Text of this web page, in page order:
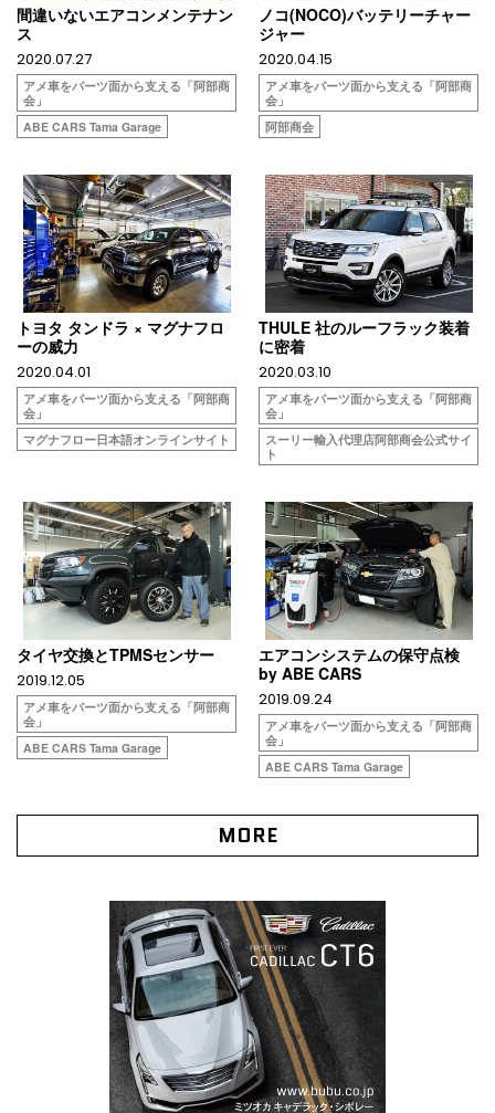
間違いないエアコンメンテナン
ス
2020.07.27
アメ車をパーツ面から支える「阿部商
会」
ABE CARS Tama Garage
ノコ(NOCO)バッテリーチャー
ジャー
2020.04.15
アメ車をパーツ面から支える「阿部商
会」
阿部商会
トヨタ タンドラ × マグナフロ
ーの威力
2020.04.01
アメ車をパーツ面から支える「阿部商
会」
マグナフロー日本語オンラインサイト
THULE 社のルーフラック装着
に密着
2020.03.10
アメ車をパーツ面から支える「阿部商
会」
スーリー輸入代理店阿部商会公式サイ
ト
タイヤ交換とTPMSセンサー
2019.12.05
アメ車をパーツ面から支える「阿部商
会」
ABE CARS Tama Garage
エアコンシステムの保守点検
by ABE CARS
2019.09.24
アメ車をパーツ面から支える「阿部商
会」
ABE CARS Tama Garage
MORE